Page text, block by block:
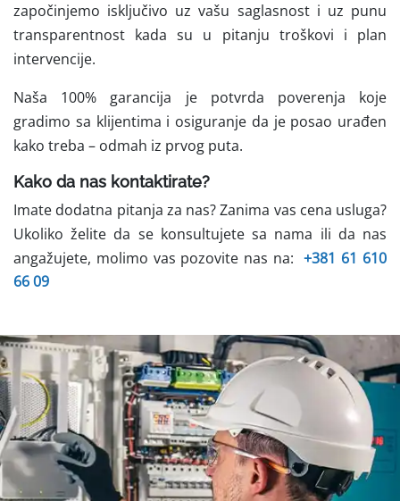
započinjemo isključivo uz vašu saglasnost i uz punu
transparentnost kada su u pitanju troškovi i plan
intervencije.
Naša 100% garancija je potvrda poverenja koje
gradimo sa klijentima i osiguranje da je posao urađen
kako treba – odmah iz prvog puta.
Kako da nas kontaktirate?
Imate dodatna pitanja za nas? Zanima vas cena usluga?
Ukoliko želite da se konsultujete sa nama ili da nas
angažujete, molimo vas pozovite nas na: +381 61 610
66 09